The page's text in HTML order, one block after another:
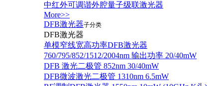
中红外可调谐外腔量子级联激光器
More>>
DFB激光器子分类
DFB激光器
单模窄线宽高功率DFB激光器
760/795/852/1512/2004nm 输出功率 20/40mW
DFB 激光二极管 852nm 30/40mW
DFB微波激光二极管 1310nm 6.5mW